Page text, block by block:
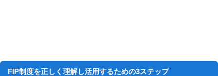
FIP制度を正しく理解し活用するための3ステップ